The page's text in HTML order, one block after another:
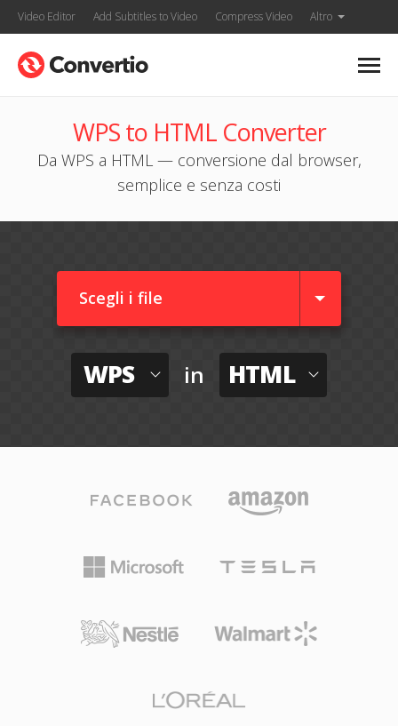
Video Editor Add Subtitles to Video Compress Video Altro
WPS to HTML Converter
Da WPS a HTML — conversione dal browser,
semplice e senza costi
Scegli i file
WPS in HTML